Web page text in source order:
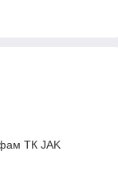
ТК JAK